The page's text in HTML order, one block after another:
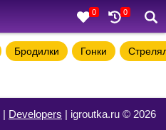
0 0
Бродилки Гонки
| Developers | igroutka.ru © 2026